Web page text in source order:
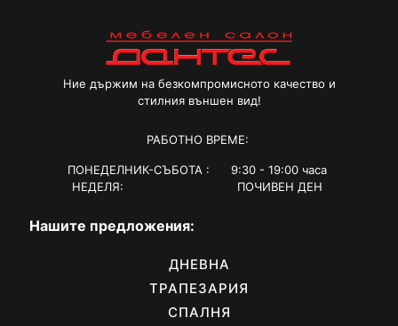
Ние държим на безкомпромисното качество и
стилния външен вид!
РАБОТНО ВРЕМЕ:
ПОНЕДЕЛНИК-СЪБОТА : 9:30 - 19:00 часа
НЕДЕЛЯ: ПОЧИВЕН ДЕН
Нашите предложения:
ДНЕВНА
ТРАПЕЗАРИЯ
СПАЛНЯ